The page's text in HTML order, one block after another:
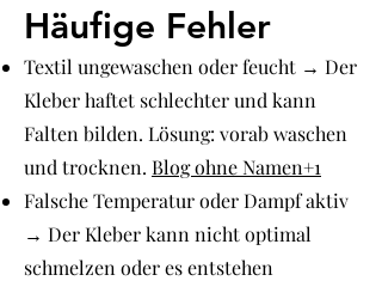
Häufige Fehler
Textil ungewaschen oder feucht → Der
Kleber haftet schlechter und kann
Falten bilden. Lösung: vorab waschen
und trocknen. Blog ohne Namen+1
Falsche Temperatur oder Dampf aktiv
→ Der Kleber kann nicht optimal
schmelzen oder es entstehen